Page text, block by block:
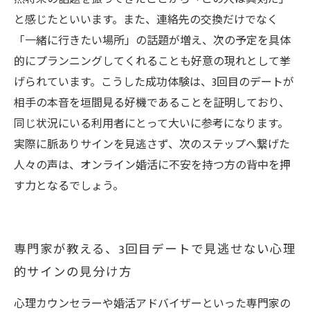
と感じたといいます。また、連絡先の交換だけでなく
「一緒に行きたい場所」の話題が増え、次の予定を具体
的にプランニングしてくれることも好意の現れとして挙
げられています。こうした成功体験は、3回目のデートが
相手の本音を垣間見る好機であることを証明しており、
同じ状況にいる利用者にとって大いに参考になります。
実際に脈ありサインを見逃さず、次のステップへ繋げた
人々の声は、オンライン婚活に不安を持つ方の背中を押
す力となるでしょう。
専門家が教える、3回目デートで見逃せない心理
的サインの見分け方
心理カウンセラーや婚活アドバイザーといった専門家の